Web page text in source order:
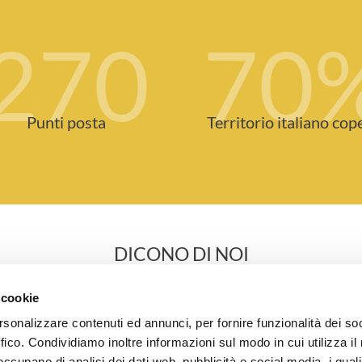
contenuti ed annunci, per fornire funzionalità dei
Condividiamo inoltre informazioni sul modo in cui utilizza il
Punti posta 70
Territorio italiano
DICONO DI NOI
Con la mia Azienda di Organizzazione eventi,
mando molto spesso inviti cartacei per eventi